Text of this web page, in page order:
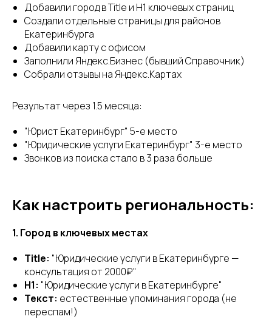
Добавили город в Title и H1 ключевых страниц
Создали отдельные страницы для районов
Екатеринбурга
Добавили карту с офисом
Заполнили Яндекс.Бизнес (бывший Справочник)
Собрали отзывы на Яндекс.Картах
Результат через 1.5 месяца:
"Юрист Екатеринбург" 5-е место
"Юридические услуги Екатеринбург" 3-е место
Звонков из поиска стало в 3 раза больше
Как настроить региональность:
1. Город в ключевых местах
Title: "Юридические услуги в Екатеринбурге —
консультация от 2000₽"
H1: "Юридические услуги в Екатеринбурге"
Текст: естественные упоминания города (не
переспам!)